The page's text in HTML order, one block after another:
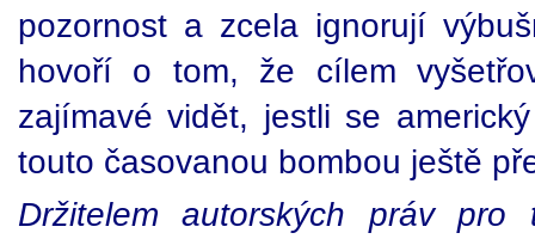
pozornost a zcela ignorují
hovoří o tom, že cílem
zajímavé vidět, jestli se
touto časovanou bombou ještě
Držitelem autorských práv